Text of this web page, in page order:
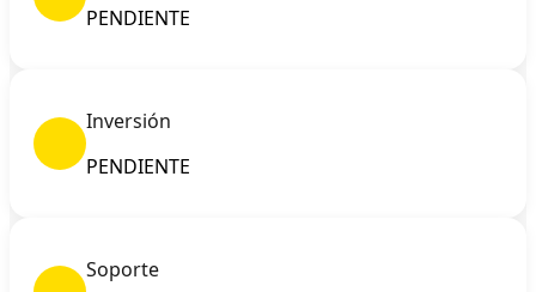
PENDIENTE
Inversión
PENDIENTE
Soporte